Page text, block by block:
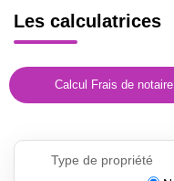
Les calculatrices
Calcul Frais de notaire